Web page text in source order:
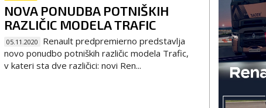
NOVA PONUDBA POTNIŠKIH
RAZLIČIC MODELA TRAFIC
05.11.2020
Renault predpremierno predstavlja
novo ponudbo potniških različic modela Trafic,
v kateri sta dve različici: novi Ren...